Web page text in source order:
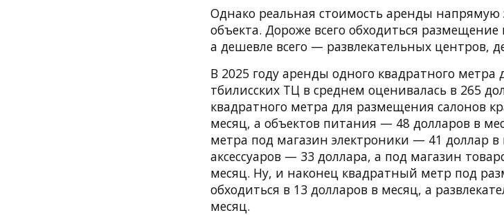
Однако реальная стоимость аренды
объекта. Дороже всего обходиться
а дешевле всего — развлекательных центров,
В 2025 году аренды одного квадратного
тбилисских ТЦ в среднем оценивалась в 265
квадратного метра для размещения салонов
месяц, а объектов питания — 48 долларов в
метра под магазин электроники — 41 доллар
аксессуаров — 33 доллара, а под магазин
месяц. Ну, и наконец квадратный метр под
обходиться в 13 долларов в месяц, а
месяц.